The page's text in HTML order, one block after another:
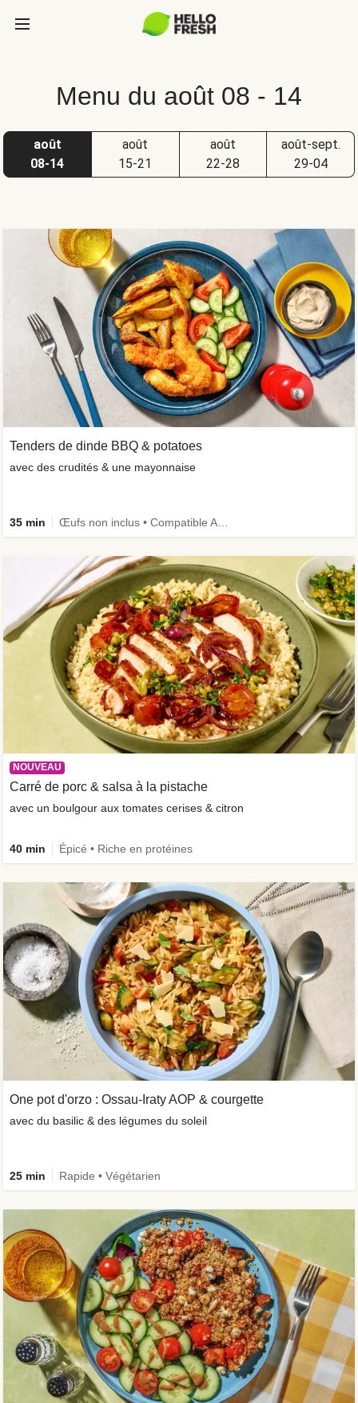
Menu du août 08 - 14
août
08-14
août
15-21
août
22-28
août-sept.
29-04
NOUVEAU
Carré de porc & salsa à la pistache
avec un boulgour aux tomates cerises & citron
40 min Épicé • Riche en protéines
Tenders de dinde BBQ & potatoes
avec des crudités & une mayonnaise
35 min
One pot d'orzo : Ossau-Iraty AOP & courgette
avec du basilic & des légumes du soleil
25 min Rapide • Végétarien